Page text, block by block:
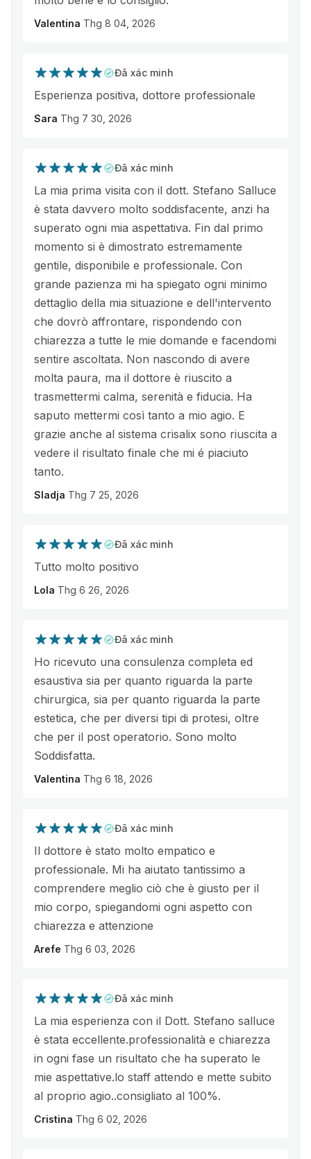
Valentina Thg 8 04, 2026
Đã xác minh
Esperienza positiva, dottore professionale
Sara Thg 7 30, 2026
Đã xác minh
La mia prima visita con il dott. Stefano Salluce
è stata davvero molto soddisfacente, anzi ha
superato ogni mia aspettativa. Fin dal primo
momento si è dimostrato estremamente
gentile, disponibile e professionale. Con
grande pazienza mi ha spiegato ogni minimo
dettaglio della mia situazione e dell'intervento
che dovrò affrontare, rispondendo con
chiarezza a tutte le mie domande e facendomi
sentire ascoltata. Non nascondo di avere
molta paura, ma il dottore è riuscito a
trasmettermi calma, serenità e fiducia. Ha
saputo mettermi così tanto a mio agio. E
grazie anche al sistema crisalix sono riuscita a
vedere il risultato finale che mi é piaciuto
tanto.
Sladja Thg 7 25, 2026
Đã xác minh
Tutto molto positivo
Lola Thg 6 26, 2026
Đã xác minh
Ho ricevuto una consulenza completa ed
esaustiva sia per quanto riguarda la parte
chirurgica, sia per quanto riguarda la parte
estetica, che per diversi tipi di protesi, oltre
che per il post operatorio. Sono molto
Soddisfatta.
Valentina Thg 6 18, 2026
Đã xác minh
Il dottore è stato molto empatico e
professionale. Mi ha aiutato tantissimo a
comprendere meglio ciò che è giusto per il
mio corpo, spiegandomi ogni aspetto con
chiarezza e attenzione
Arefe Thg 6 03, 2026
Đã xác minh
La mia esperienza con il Dott. Stefano salluce
è stata eccellente.professionalità e chiarezza
in ogni fase un risultato che ha superato le
mie aspettative.lo staff attendo e mette subito
al proprio agio..consigliato al 100%.
Cristina Thg 6 02, 2026